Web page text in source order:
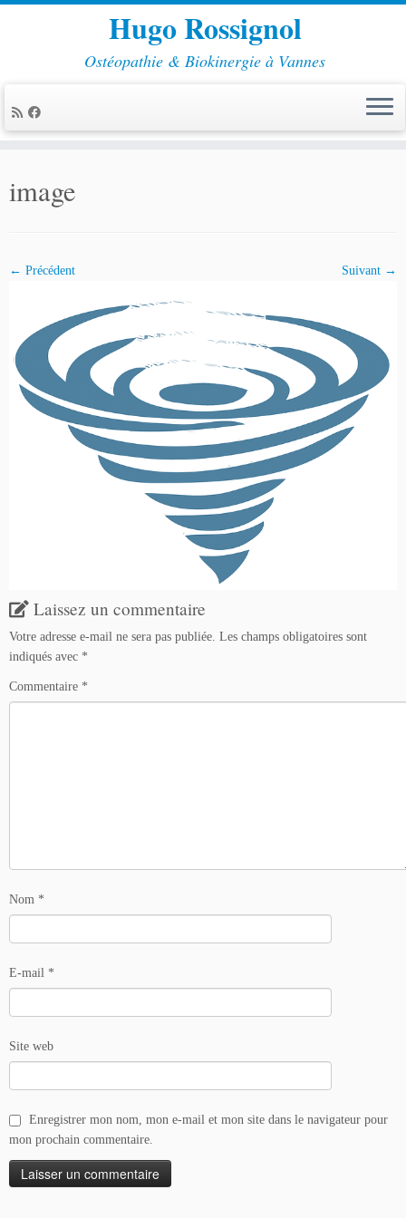
contenu
Hugo Rossignol
Ostéopathie & Biokinergie à Vannes
image
← Précédent Suivant →
Laissez un commentaire
Votre adresse e-mail ne sera pas publiée. Les champs obligatoires sont
indiqués avec *
Commentaire *
Nom *
E-mail *
Site web
Enregistrer mon nom, mon e-mail et mon site dans le navigateur pour
mon prochain commentaire.